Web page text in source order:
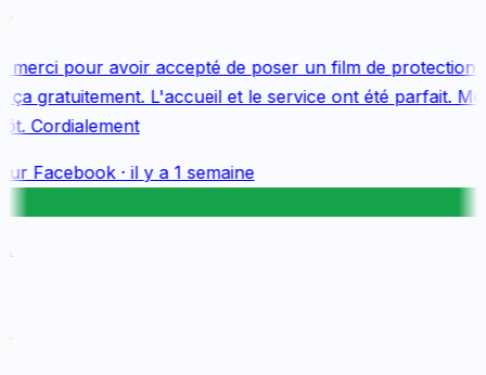
pour avoir accepté de poser un film de protection
gratuitement. L'accueil et le service ont été parfait.
Cordialement
Facebook· il y a 1 semaine